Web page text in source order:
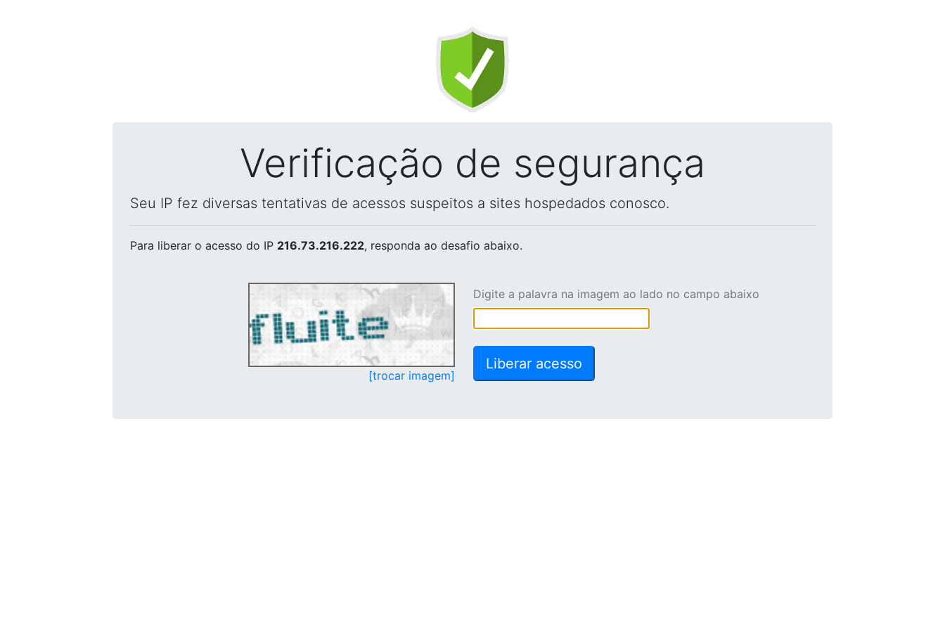
Verificação de segurança
Seu IP fez diversas tentativas de acessos suspeitos a sites hospedados conosco.
Para liberar o acesso do IP 216.73.216.222, responda ao desafio abaixo.
[trocar imagem]
Digite a palavra na imagem ao lado no campo abaixo